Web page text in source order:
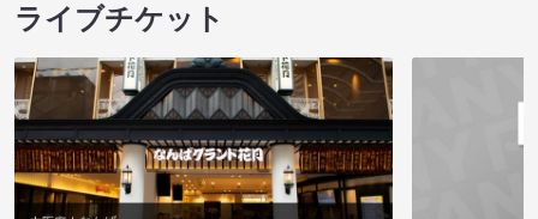
ライブチケット